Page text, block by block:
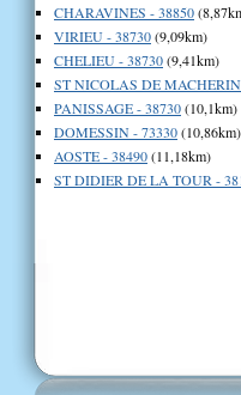
CHARAVINES - 38850
VIRIEU - 38730(9,09km)
CHELIEU - 38730(9,41km)
ST NICOLAS DE
PANISSAGE - 38730(10,1km)
DOMESSIN - 73330(10,86km)
AOSTE - 38490(11,18km)
ST DIDIER DE LA TOUR -